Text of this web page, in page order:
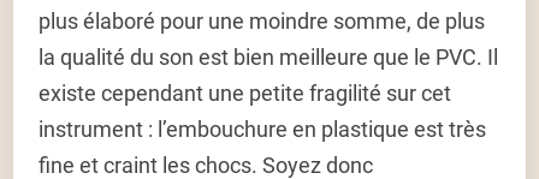
plus élaboré pour une moindre somme, de plus
la qualité du son est bien meilleure que le PVC. Il
existe cependant une petite fragilité sur cet
instrument : l’embouchure en plastique est très
fine et craint les chocs. Soyez donc